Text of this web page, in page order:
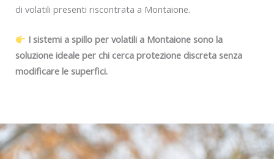
di volatili presenti riscontrata a Montaione.
I sistemi a spillo per volatili a Montaione sono la
soluzione ideale per chi cerca protezione discreta senza
modificare le superfici.